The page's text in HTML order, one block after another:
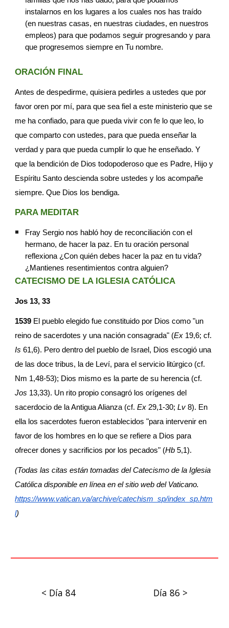
instalarnos en los lugares a los cuales nos has traído
(en nuestras casas, en nuestras ciudades, en nuestros
empleos) para que podamos seguir progresando y para
que progresemos siempre en Tu nombre.
ORACIÓN FINAL
Antes de despedirme, quisiera pedirles a ustedes que por
favor oren por mí, para que sea fiel a este ministerio que se
me ha confiado, para que pueda vivir con fe lo que leo, lo
que comparto con ustedes, para que pueda enseñar la
verdad y para que pueda cumplir lo que he enseñado. Y
que la bendición de Dios todopoderoso que es Padre, Hijo y
Espíritu Santo descienda sobre ustedes y los acompañe
siempre. Que Dios los bendiga.
PARA MEDITAR
Fray Sergio nos habló hoy de reconciliación con el
hermano, de hacer la paz. En tu oración personal
reflexiona ¿Con quién debes hacer la paz en tu vida?
¿Mantienes resentimientos contra alguien?
CATECISMO DE LA IGLESIA CATÓLICA
Jos 13, 33
1539 El pueblo elegido fue constituido por Dios como "un
reino de sacerdotes y una nación consagrada" (Ex
Is 61,6). Pero dentro del pueblo de Israel, Dios escogió una
de las doce tribus, la de Leví, para el servicio litúrgico (cf.
Jos 13,33). Un rito propio consagró los orígenes del
sacerdocio de la Antigua Alianza (cf. Ex 29,1-30; Lv 8). En
ella los sacerdotes fueron establecidos "para intervenir en
favor de los hombres en lo que se refiere a Dios para
ofrecer dones y sacrificios por los pecados" (Hb 5,1).
(Todas las citas están tomadas del Catecismo de la Iglesia
Católica disponible en línea en el sitio web del Vaticano.
https://www.vatican.va/archive/catechism_sp/index_sp.htm
l)
< Día 84 Día 86 >